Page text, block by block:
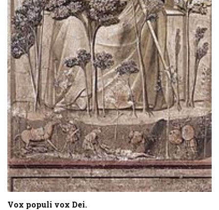
Vox populi vox Dei.